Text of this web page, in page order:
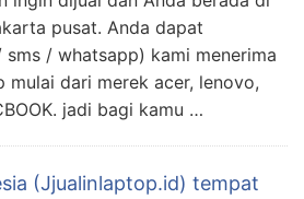
pusat. Anda dapat
/ whatsapp) kami menerima
mulai dari merek acer, lenovo,
jadi bagi kamu …
(Jjualinlaptop.id) tempat